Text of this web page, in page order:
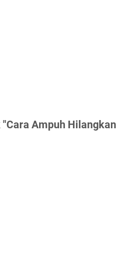
Ampuh Hilangkan